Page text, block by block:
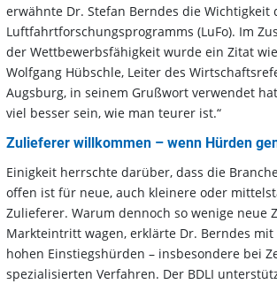
erwähnte Dr. Stefan Berndes die Wichtigkeit
Luftfahrtforschungsprogramms (LuFo). Im
der Wettbewerbsfähigkeit wurde ein Zitat
Wolfgang Hübschle, Leiter des
Augsburg, in seinem Grußwort verwendet
viel besser sein, wie man teurer ist.“
Zulieferer willkommen – wenn Hürden
Einigkeit herrschte darüber, dass die
offen ist für neue, auch kleinere oder
Zulieferer. Warum dennoch so wenige neue
Markteintritt wagen, erklärte Dr. Berndes
hohen Einstiegshürden – insbesondere bei
spezialisierten Verfahren. Der BDLI